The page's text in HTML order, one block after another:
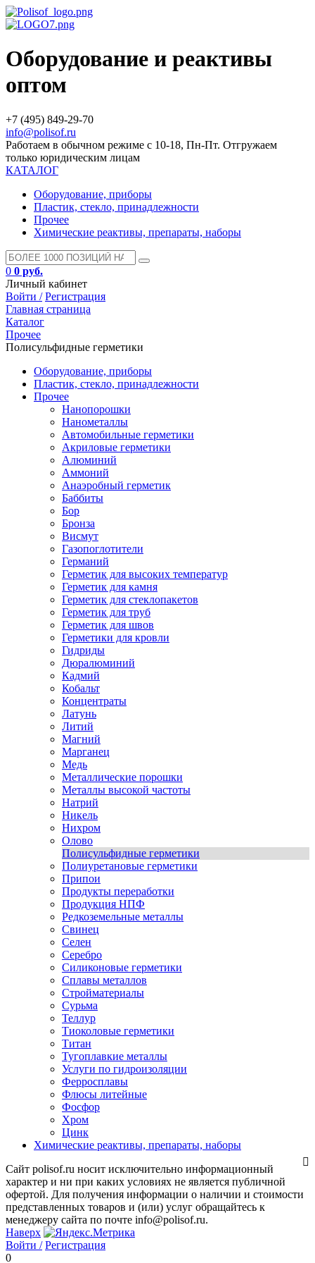
Оборудование и реактивы
оптом
+7 (495) 849-29-70
info@polisof.ru
Работаем в обычном режиме с 10-18, Пн-Пт. Отгружаем
только юридическим лицам
КАТАЛОГ
Оборудование, приборы
Пластик, стекло, принадлежности
Прочее
Химические реактивы, препараты, наборы
0 0 руб.
Личный кабинет
Войти / Регистрация
Главная страница
Каталог
Прочее
Полисульфидные герметики
Оборудование, приборы
Пластик, стекло, принадлежности
Прочее
Нанопорошки
Нанометаллы
Автомобильные герметики
Акриловые герметики
Алюминий
Аммоний
Анаэробный герметик
Баббиты
Бор
Бронза
Висмут
Газопоглотители
Германий
Герметик для высоких температур
Герметик для камня
Герметик для стеклопакетов
Герметик для труб
Герметик для швов
Герметики для кровли
Гидриды
Дюралюминий
Кадмий
Кобальт
Концентраты
Латунь
Литий
Магний
Марганец
Медь
Металлические порошки
Металлы высокой частоты
Натрий
Никель
Нихром
Олово
Полисульфидные герметики
Полиуретановые герметики
Припои
Продукты переработки
Продукция НПФ
Редкоземельные металлы
Свинец
Селен
Серебро
Силиконовые герметики
Сплавы металлов
Стройматериалы
Сурьма
Теллур
Тиоколовые герметики
Титан
Тугоплавкие металлы
Услуги по гидроизоляции
Ферросплавы
Флюсы литейные
Фосфор
Хром
Цинк
Химические реактивы, препараты, наборы
Сайт polisof.ru носит исключительно информационный
характер и ни при каких условиях не является публичной
офертой. Для получения информации о наличии и стоимости
представленных товаров и (или) услуг обращайтесь к
менеджеру сайта по почте info@polisof.ru.
Наверх
Войти / Регистрация
0